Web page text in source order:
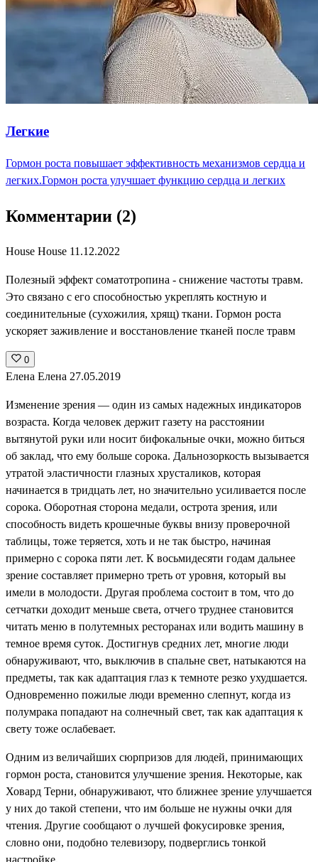
Легкие
Гормон роста повышает эффективность механизмов сердца и
легких.Гормон роста улучшает функцию сердца и легких
Комментарии (2)
House House 11.12.2022
Полезный эффект соматотропина - снижение частоты травм.
Это связано с его способностью укреплять костную и
соединительные (сухожилия, хрящ) ткани. Гормон роста
ускоряет заживление и восстановление тканей после травм
0
Елена Елена 27.05.2019
Изменение зрения — один из самых надежных индикаторов
возраста. Когда человек держит газету на расстоянии
вытянутой руки или носит бифокальные очки, можно биться
об заклад, что ему больше сорока. Дальнозоркость вызывается
утратой эластичности глазных хрусталиков, которая
начинается в тридцать лет, но значительно усиливается после
сорока. Оборотная сторона медали, острота зрения, или
способность видеть крошечные буквы внизу проверочной
таблицы, тоже теряется, хоть и не так быстро, начиная
примерно с сорока пяти лет. К восьмидесяти годам дальнее
зрение составляет примерно треть от уровня, который вы
имели в молодости. Другая проблема состоит в том, что до
сетчатки доходит меньше света, отчего труднее становится
читать меню в полутемных ресторанах или водить машину в
темное время суток. Достигнув средних лет, многие люди
обнаруживают, что, выключив в спальне свет, натыкаются на
предметы, так как адаптация глаз к темноте резко ухудшается.
Одновременно пожилые люди временно слепнут, когда из
полумрака попадают на солнечный свет, так как адаптация к
свету тоже ослабевает.
Одним из величайших сюрпризов для людей, принимающих
гормон роста, становится улучшение зрения. Некоторые, как
Ховард Терни, обнаруживают, что ближнее зрение улучшается
у них до такой степени, что им больше не нужны очки для
чтения. Другие сообщают о лучшей фокусировке зрения,
словно они, подобно телевизору, подверглись тонкой
настройке.